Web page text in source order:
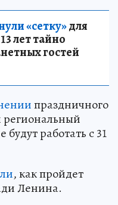
«сетку»для
лет тайно
гостей
праздничного
работать с 31
, как пройдет
Ленина.